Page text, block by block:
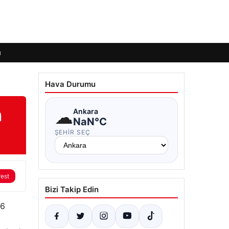
Hava Durumu
☁Ankara
NaN°C
ŞEHIR SEÇ
Bizi Takip Edin